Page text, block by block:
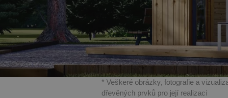
* Veškeré obrázky, fotografie a
dřevěných prvků pro její realizaci